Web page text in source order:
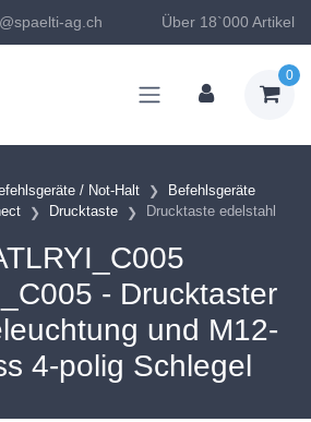
ag.ch Über 18`000 Artikel
0
/ Not-Halt
Befehlsgeräte
Drucktaste Drucktaste edelstahl
- Drucktaster
und M12-
4-polig Schlegel